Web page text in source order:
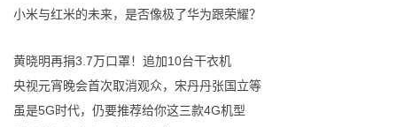
小米与红米的未来，是否像极了华为跟荣耀？
黄晓明再捐3.7万口罩！追加10台干衣机
央视元宵晚会首次取消观众，宋丹丹张国立等
虽是5G时代，仍要推荐给你这三款4G机型